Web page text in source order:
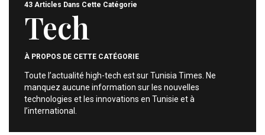
43 Articles Dans Cette Catégorie
Tech
À PROPOS DE CETTE CATÉGORIE
Toute l’actualité high-tech est sur Tunisia Times. Ne
manquez aucune information sur les nouvelles
technologies et les innovations en Tunisie et à
l’international.